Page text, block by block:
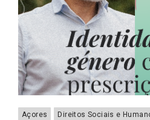
Açores Direitos Sociais e